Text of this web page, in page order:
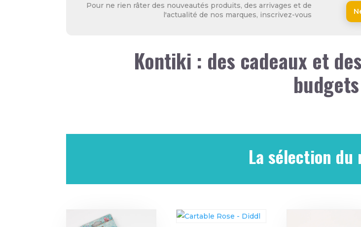
Pour ne rien râter des nouveautés produits, des arrivages et de
l'actualité de nos marques, inscrivez-vous
Kontiki : des cadeaux et
La sélection du